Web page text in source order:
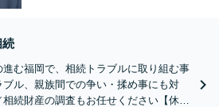
続
進む福岡で、相続トラブルに取り組む事
ル、親族間での争い・揉め事にも対
続財産の調査もお任せください【休